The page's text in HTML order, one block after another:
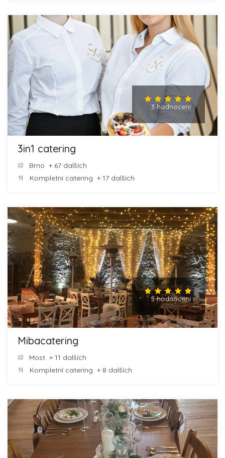
3 hodnocení
3in1 catering
Brno + 67 dalších
Kompletní catering + 17 dalších
5 hodnocení
Mibacatering
Most + 11 dalších
Kompletní catering + 8 dalších